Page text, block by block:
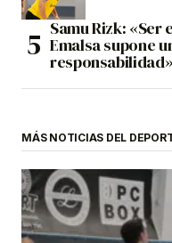
Samu Rizk:
Emalsa supone
responsabilidad»
MÁS NOTICIAS DEL